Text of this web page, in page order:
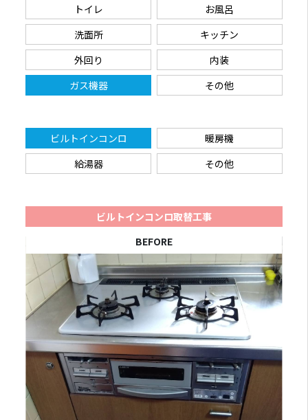
トイレ
お風呂
洗面所
キッチン
外回り
内装
ガス機器
その他
ビルトインコンロ
暖房機
給湯器
その他
ビルトインコンロ取替工事